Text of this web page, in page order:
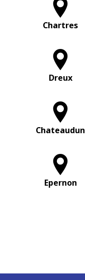
Chartres
Dreux
Chateaudun
Epernon